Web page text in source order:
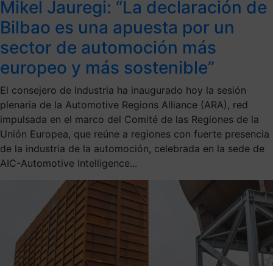
Mikel Jauregi: “La declaración de
Bilbao es una apuesta por un
sector de automoción más
europeo y más sostenible”
El consejero de Industria ha inaugurado hoy la sesión
plenaria de la Automotive Regions Alliance (ARA), red
impulsada en el marco del Comité de las Regiones de la
Unión Europea, que reúne a regiones con fuerte presencia
de la industria de la automoción, celebrada en la sede de
AIC-Automotive Intelligence...